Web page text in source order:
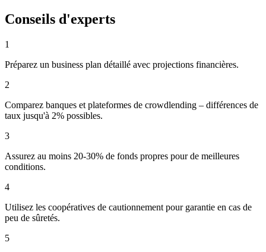
Conseils d'experts
1
Préparez un business plan détaillé avec projections financières.
2
Comparez banques et plateformes de crowdlending – différences de
taux jusqu'à 2% possibles.
3
Assurez au moins 20-30% de fonds propres pour de meilleures
conditions.
4
Utilisez les coopératives de cautionnement pour garantie en cas de
peu de sûretés.
5